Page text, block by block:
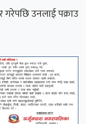
गरेपछि उनलाई पक्राउ